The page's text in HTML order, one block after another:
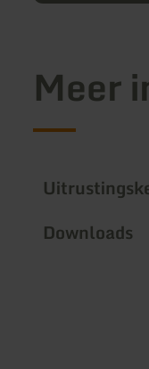
Meer
Downloads